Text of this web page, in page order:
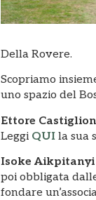
Della Rovere.
Scopriamo
uno spazio del
Ettore
Leggi QUI la sua
Isoke Aikpitanyi
poi obbligata
fondare